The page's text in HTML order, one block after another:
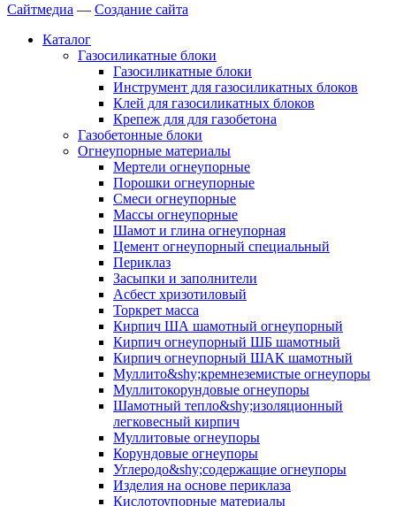
Сайтмедиа — Создание сайта
Каталог
Газосиликатные блоки
Газосиликатные блоки
Инструмент для газосиликатных блоков
Клей для газосиликатных блоков
Крепеж для для газобетона
Газобетонные блоки
Огнеупорные материалы
Мертели огнеупорные
Порошки огнеупорные
Смеси огнеупорные
Массы огнеупорные
Шамот и глина огнеупорная
Цемент огнеупорный специальный
Периклаз
Засыпки и заполнители
Асбест хризотиловый
Торкрет масса
Кирпич ША шамотный огнеупорный
Кирпич огнеупорный ШБ шамотный
Кирпич огнеупорный ШАК шамотный
Муллито&shy;­кремнеземистые огнеупоры
Муллито­корундовые огнеупоры
Шамотный тепло&shy;изоляционный
легковесный кирпич
Муллитовые огнеупоры
Корундовые огнеупоры
Углеродо&shy;содержащие огнеупоры
Изделия на основе периклаза
Кислотоупорные материалы